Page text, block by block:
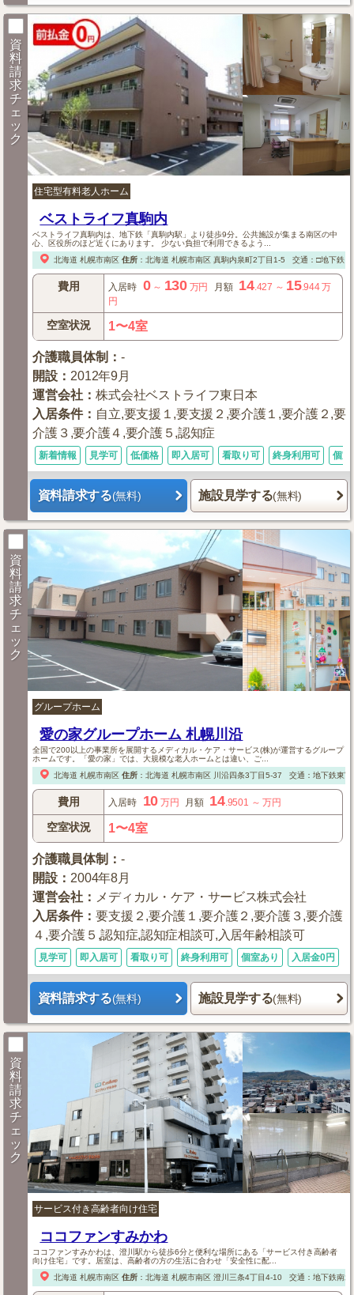
資
料
請
求
チ
ェ
ッ
ク
住宅型有料老人ホーム
ベストライフ真駒内
ベストライフ真駒内は、地下鉄「真駒内駅」より徒歩9分。公共施設が集まる南区の中
心、区役所のほど近くにあります。 少ない負担で利用できるよう...
北海道 札幌市南区 住所： 北海道 札幌市南区真駒内泉町2丁目1-5 交通：□地下鉄
費用 入居時 0～ 130 万円 月額 14.427 ～ 15.944万
円
空室状況 1〜4室
介護職員体制 ：-
開設 ： 2012年9月
運営会社 ：株式会社ベストライフ東日本
入居条件： 自立,要支援１,要支援２,要介護１,要介護２,要
介護３,要介護４,要介護５,認知症
新着情報 見学可 低価格 即入居可 看取り可 終身利用可 個室
資料請求する(無料) 施設見学する(無料)
資
料
請
求
チ
ェ
ッ
ク
グループホーム
愛の家グループホーム 札幌川沿
全国で200以上の事業所を展開するメディカル・ケア・サービス(株)が運営するグループ
ホームです。「愛の家」では、大規模な老人ホームとは違い、ご...
北海道 札幌市南区 住所： 北海道 札幌市南区川沿四条3丁目5-37 交通：地下鉄東
費用 入居時 10 万円 月額 14.9501 ～万円
空室状況 1〜4室
介護職員体制 ：-
開設 ： 2004年8月
運営会社 ： メディカル・ケア・サービス株式会社
入居条件：要支援２,要介護１,要介護２,要介護３,要介護
４,要介護５,認知症,認知症相談可,入居年齢相談可
見学可 即入居可 看取り可 終身利用可 個室あり 入居金0円
資料請求する(無料) 施設見学する(無料)
資
料
請
求
チ
ェ
ッ
ク
サービス付き高齢者向け住宅
ココファンすみかわ
ココファンすみかわは、澄川駅から徒歩6分と便利な場所にある「サービス付き高齢者
向け住宅」です。居室は、高齢者の方の生活に合わせ「安全性に配...
北海道 札幌市南区 住所： 北海道 札幌市南区澄川三条4丁目4-10 交通：地下鉄南